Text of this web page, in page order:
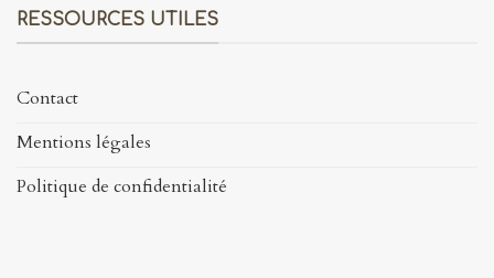
RESSOURCES UTILES
Contact
Mentions légales
Politique de confidentialité